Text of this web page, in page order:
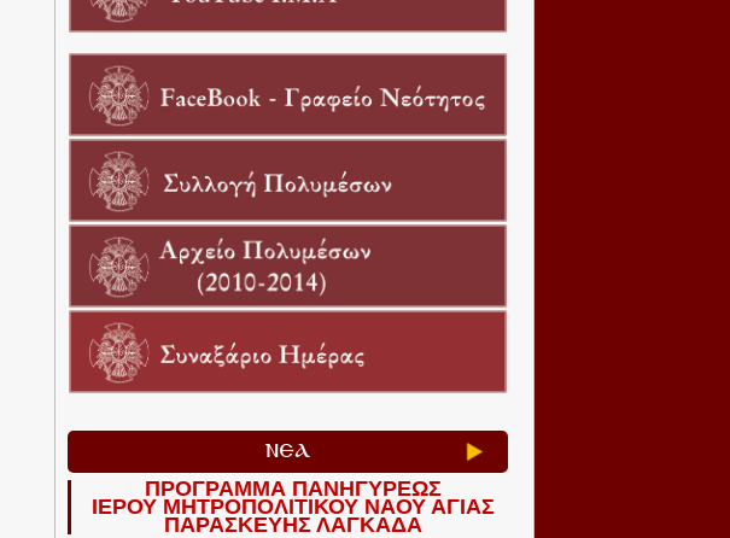
ΝΕΑ
ΠΡΟΓΡΑΜΜΑ ΠΑΝΗΓΥΡΕΩΣ
ΙΕΡΟΥ ΜΗΤΡΟΠΟΛΙΤΙΚΟΥ ΝΑΟΥ ΑΓΙΑΣ
ΠΑΡΑΣΚΕΥΗΣ ΛΑΓΚΑΔΑ